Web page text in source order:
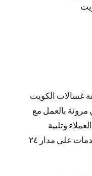
غسالات الكويت
بالعمل مع
وتلبية
احتياجاتهم ومتابعتهم بسرعة عالية خدمات على مدار ٢٤